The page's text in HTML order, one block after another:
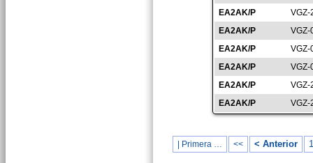
EA2AK/P
VGZ-
EA2AK/P
VGZ-
EA2AK/P
VGZ-
EA2AK/P
VGZ-
EA2AK/P
VGZ-
EA2AK/P
VGZ-
| Primera … << < Anterior